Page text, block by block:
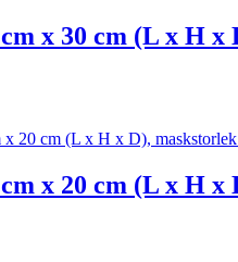
x 30 cm (L x H
x 20 cm (L x H